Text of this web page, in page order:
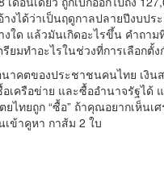
งได้ว่าเป็นฤดูกาลปลายปีงบป
ใด แล้วมันเกิดอะไรขึ้น คำถา
ยมทำอะไรในช่วงที่การเลือกตั้ง
คตของประชาชนคนไทย เงิ
อเครือข่าย และซื้ออำนาจรัฐไ
ไทยถูก “ซื้อ” ถ้าคุณอยากเห็น
ข้าคูหา กาส้ม 2 ใบ